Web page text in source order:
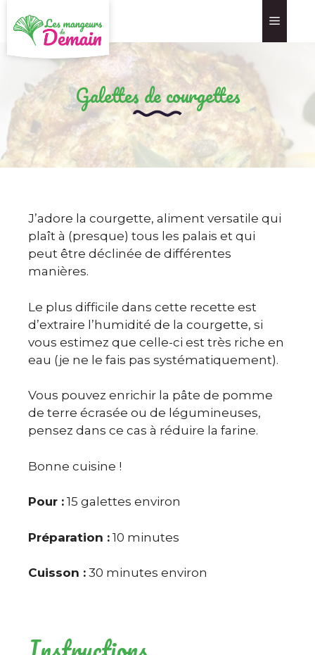
Galettes de courgettes
J’adore la courgette, aliment versatile qui
plaît à (presque) tous les palais et qui
peut être déclinée de différentes
manières.
Le plus difficile dans cette recette est
d’extraire l’humidité de la courgette, si
vous estimez que celle-ci est très riche en
eau (je ne le fais pas systématiquement).
Vous pouvez enrichir la pâte de pomme
de terre écrasée ou de légumineuses,
pensez dans ce cas à réduire la farine.
Bonne cuisine !
Pour : 15 galettes environ
Préparation : 10 minutes
Cuisson : 30 minutes environ